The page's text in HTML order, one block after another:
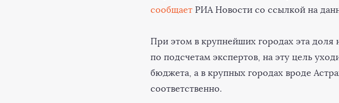
сообщает РИА Новости со ссылкой на
При этом в крупнейших городах эта
по подсчетам экспертов, на эту цель
бюджета, а в крупных городах вроде
соответственно.